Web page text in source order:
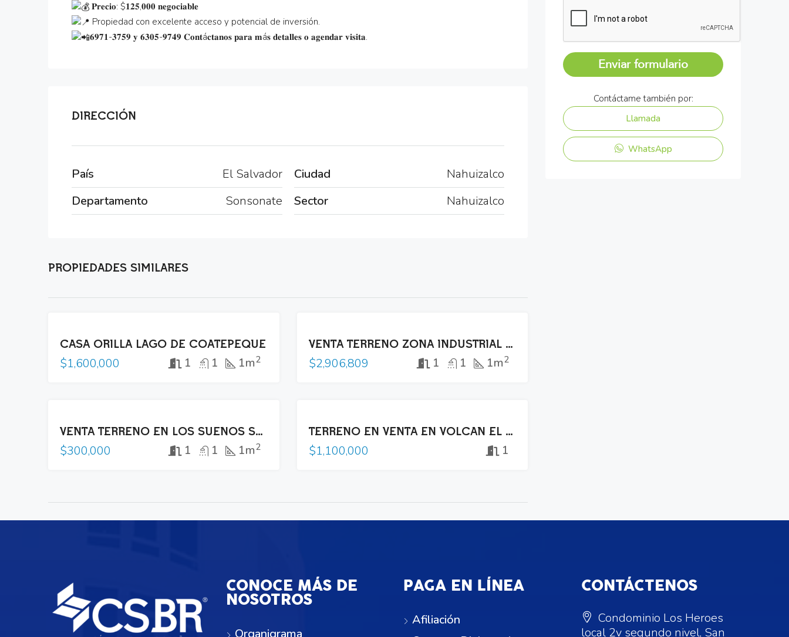
𝐏𝐫𝐞𝐜𝐢𝐨: $𝟏𝟐𝟓,𝟎𝟎𝟎 𝐧𝐞𝐠𝐨𝐜𝐢𝐚𝐛𝐥𝐞
Propiedad con excelente acceso y potencial de inversión.
𝟔𝟗𝟕𝟏-𝟑𝟕𝟓𝟗 𝐲 𝟔𝟑𝟎𝟓-𝟗𝟕𝟒𝟗 𝐂𝐨𝐧𝐭á𝐜𝐭𝐚𝐧𝐨𝐬 𝐩𝐚𝐫𝐚 𝐦á𝐬 𝐝𝐞𝐭𝐚𝐥𝐥𝐞𝐬 𝐨 𝐚𝐠𝐞𝐧𝐝𝐚𝐫 𝐯𝐢𝐬𝐢𝐭𝐚.
DIRECCIÓN
País
El Salvador
Departamento
Sonsonate
Ciudad
Nahuizalco
Sector
Nahuizalco
PROPIEDADES SIMILARES
CASA ORILLA LAGO DE COATEPEQUE
$1,600,000 1 1 1m2
VENTA TERRENO ZONA INDUSTRIAL LOURDES COLON
$2,906,809 1 1 1m2
VENTA TERRENO EN LOS SUEÑOS SANTA TECLA
$300,000 1 1 1m2
TERRENO EN VENTA EN VOLCÁN EL BOQUERÓN
$1,100,000 1
Enviar formulario
Contáctame también por:
Llamada
WhatsApp
CONOCE MÁS DE
NOSOTROS
Organigrama
PAGA EN LÍNEA
Afiliación
CONTÁCTENOS
Condominio Los Heroes
local 2v segundo nivel, San